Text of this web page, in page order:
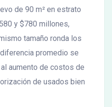
de 90 m² en estrato
y $780 millones,
tamaño ronda los
promedio se
aumento de costos de
de usados bien